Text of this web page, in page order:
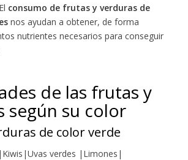
consumo de frutas y verduras de
nos ayudan a obtener, de forma
nutrientes necesarios para conseguir
de las frutas y
según su color
de color verde
verdes |Limones|